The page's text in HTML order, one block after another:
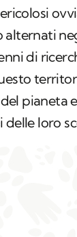
alternati
di
pianeta
loro